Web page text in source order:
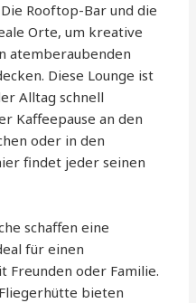
Rooftop-Bar und die
Orte, um kreative
atemberaubenden
Diese Lounge ist
Alltag schnell
Kaffeepause an den
oder in den
findet jeder seinen
schaffen eine
für einen
Freunden oder Familie.
bieten